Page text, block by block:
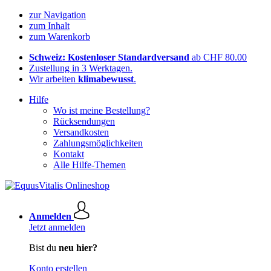
zur Navigation
zum Inhalt
zum Warenkorb
Schweiz: Kostenloser Standardversand ab CHF 80.00
Zustellung in 3 Werktagen.
Wir arbeiten klimabewusst.
Hilfe
Wo ist meine Bestellung?
Rücksendungen
Versandkosten
Zahlungsmöglichkeiten
Kontakt
Alle Hilfe-Themen
Anmelden
Jetzt anmelden
Bist du neu hier?
Konto erstellen